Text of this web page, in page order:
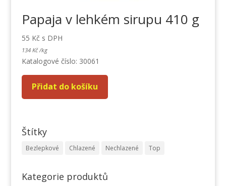
Papaja v lehkém sirupu 410 g
55 Kč s DPH
134 Kč /kg
Katalogové číslo: 30061
Přidat do košíku
Štítky
Bezlepkové Chlazené Nechlazené Top
Kategorie produktů